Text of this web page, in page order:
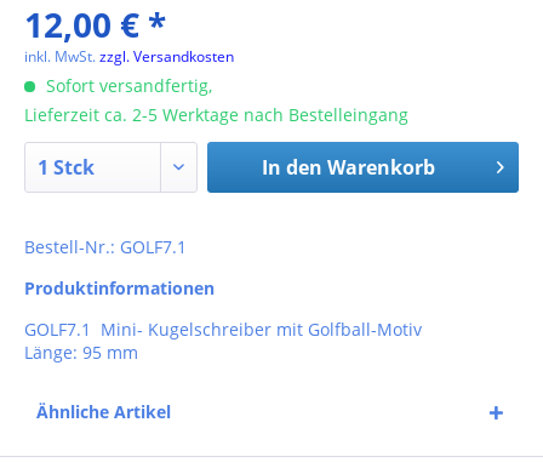
12,00 € *
inkl. MwSt.zzgl. Versandkosten
Sofort versandfertig,
Lieferzeit ca. 2-5 Werktage nach Bestelleingang
In den Warenkorb
Bestell-Nr.: GOLF7.1
Produktinformationen
GOLF7.1 Mini- Kugelschreiber mit Golfball-Motiv
Länge: 95 mm
Ähnliche Artikel